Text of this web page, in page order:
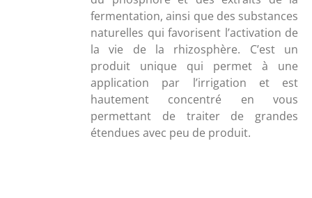
fermentation, ainsi que des substances
naturelles qui favorisent l’activation de
la
vie de la rhizosphère. C’est
un
produit
unique qui permet à
une
application
par l’irrigation et
est
hautement
concentré en
vous
permettant
de traiter de
grandes
étendues avec peu de produit.